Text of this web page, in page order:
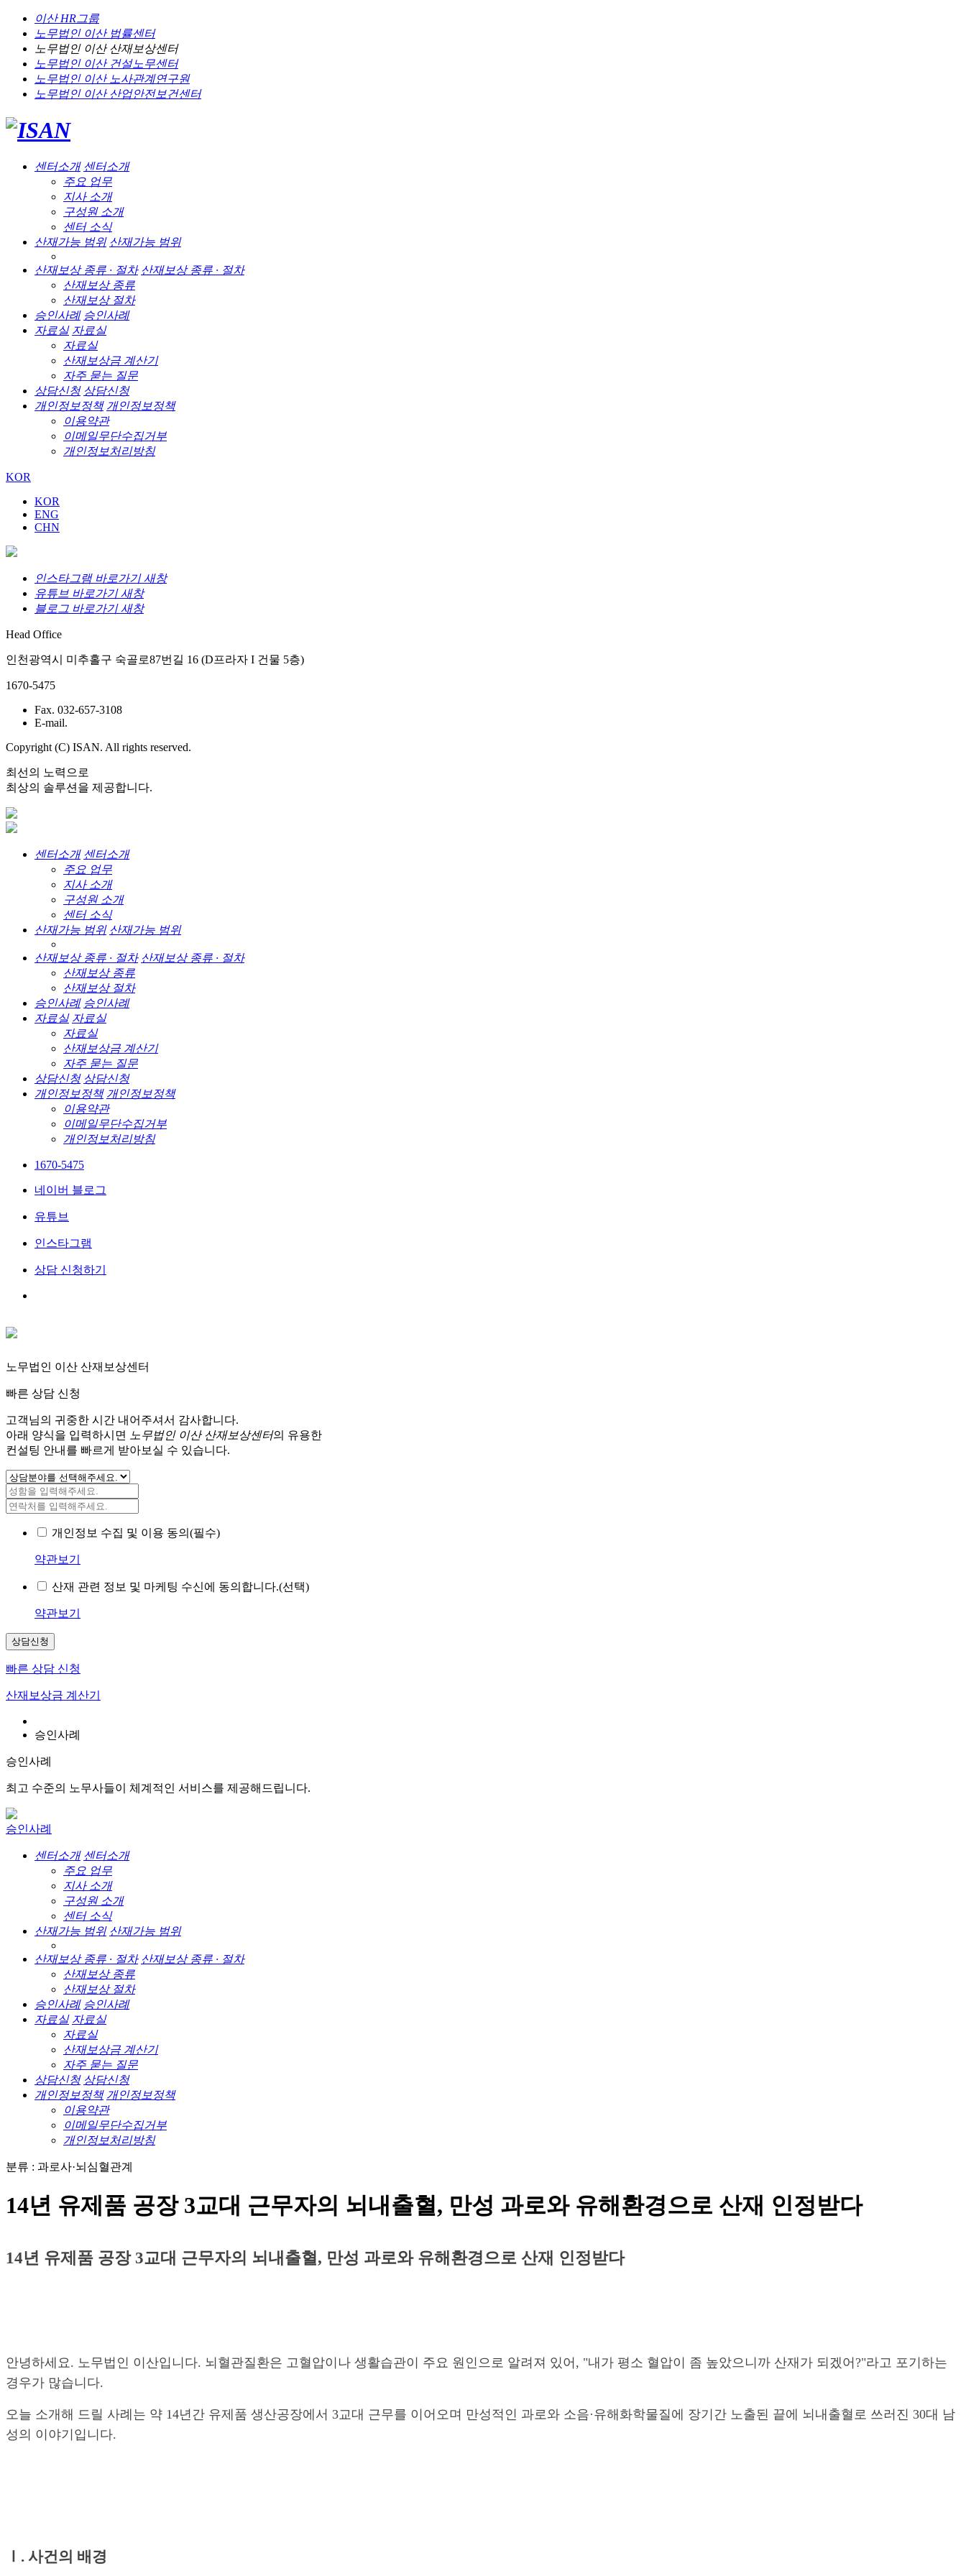
이산 HR그룹
노무법인 이산법률센터
노무법인 이산산재보상센터
노무법인 이산건설노무센터
노무법인 이산노사관계연구원
노무법인 이산산업안전보건센터
센터소개 센터소개
주요 업무
지사 소개
구성원 소개
센터 소식
산재가능 범위 산재가능 범위
산재보상 종류 · 절차 산재보상 종류 · 절차
산재보상 종류
산재보상 절차
승인사례 승인사례
자료실 자료실
자료실
산재보상금 계산기
자주 묻는 질문
상담신청 상담신청
개인정보정책 개인정보정책
이용약관
이메일무단수집거부
개인정보처리방침
KOR
KOR
ENG
CHN
인스타그램 바로가기 새창
유튜브 바로가기 새창
블로그 바로가기 새창
Head Office
인천광역시 미추홀구 숙골로87번길 16 (D프라자 I 건물 5층)
1670-5475
Fax. 032-657-3108
E-mail.
Copyright (C) ISAN. All rights reserved.
최선의 노력으로
최상의 솔루션을 제공합니다.
센터소개 센터소개
주요 업무
지사 소개
구성원 소개
센터 소식
산재가능 범위 산재가능 범위
산재보상 종류 · 절차 산재보상 종류 · 절차
산재보상 종류
산재보상 절차
승인사례 승인사례
자료실 자료실
자료실
산재보상금 계산기
자주 묻는 질문
상담신청 상담신청
개인정보정책 개인정보정책
이용약관
이메일무단수집거부
개인정보처리방침
1670-5475
네이버 블로그
유튜브
인스타그램
상담 신청하기
노무법인 이산 산재보상센터
빠른 상담 신청
고객님의 귀중한 시간 내어주셔서 감사합니다.
아래 양식을 입력하시면
노무법인 이산 산재보상센터의 유용한
컨설팅 안내를 빠르게 받아보실 수 있습니다.
개인정보 수집 및 이용 동의(필수)
약관보기
산재 관련 정보 및 마케팅 수신에 동의합니다.(선택)
약관보기
상담신청
빠른 상담 신청
산재보상금 계산기
승인사례
승인사례
최고 수준의 노무사들이 체계적인 서비스를 제공해드립니다.
승인사례
센터소개 센터소개
주요 업무
지사 소개
구성원 소개
센터 소식
산재가능 범위 산재가능 범위
산재보상 종류 · 절차 산재보상 종류 · 절차
산재보상 종류
산재보상 절차
승인사례 승인사례
자료실 자료실
자료실
산재보상금 계산기
자주 묻는 질문
상담신청 상담신청
개인정보정책 개인정보정책
이용약관
이메일무단수집거부
개인정보처리방침
분류 : 과로사·뇌심혈관계
14년 유제품 공장 3교대 근무자의 뇌내출혈, 만성 과로와 유해환경으로 산재 인정받다
14년 유제품 공장 3교대 근무자의 뇌내출혈, 만성 과로와 유해환경으로 산재 인정받다
안녕하세요. 노무법인 이산입니다. 뇌혈관질환은 고혈압이나 생활습관이 주요 원인으로 알려져 있어, "내가 평소 혈압이 좀 높았으니까 산재가 되겠어?"라고 포기하는
경우가 많습니다.
오늘 소개해 드릴 사례는 약 14년간 유제품 생산공장에서 3교대 근무를 이어오며 만성적인 과로와 소음·유해화학물질에 장기간 노출된 끝에 뇌내출혈로 쓰러진 30대 남
성의 이야기입니다.
Ⅰ. 사건의 배경